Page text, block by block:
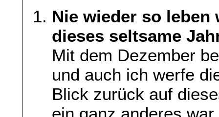
Nie wieder so leben
dieses seltsame
Mit dem Dezember
und auch ich werfe
Blick zurück auf